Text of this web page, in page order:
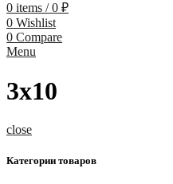
0 items / 0 ₽
0 Wishlist
0 Compare
Menu
3х10
close
Категории товаров